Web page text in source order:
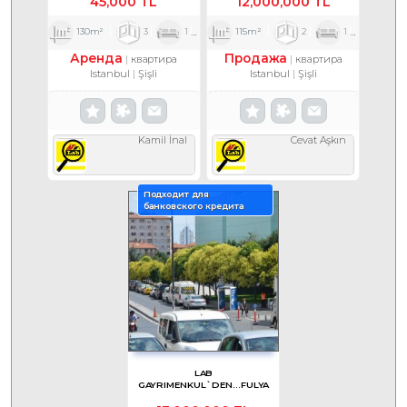
130m² 3 1 1
Аренда
квартира
Istanbul
Şişli
Kamil İnal
115m² 2 1
Продажа
квартира
Istanbul
Şişli
Cevat Aşkın
Подходит для
банковского кредита
LAB
GAYRIMENKUL`DEN...FULYA